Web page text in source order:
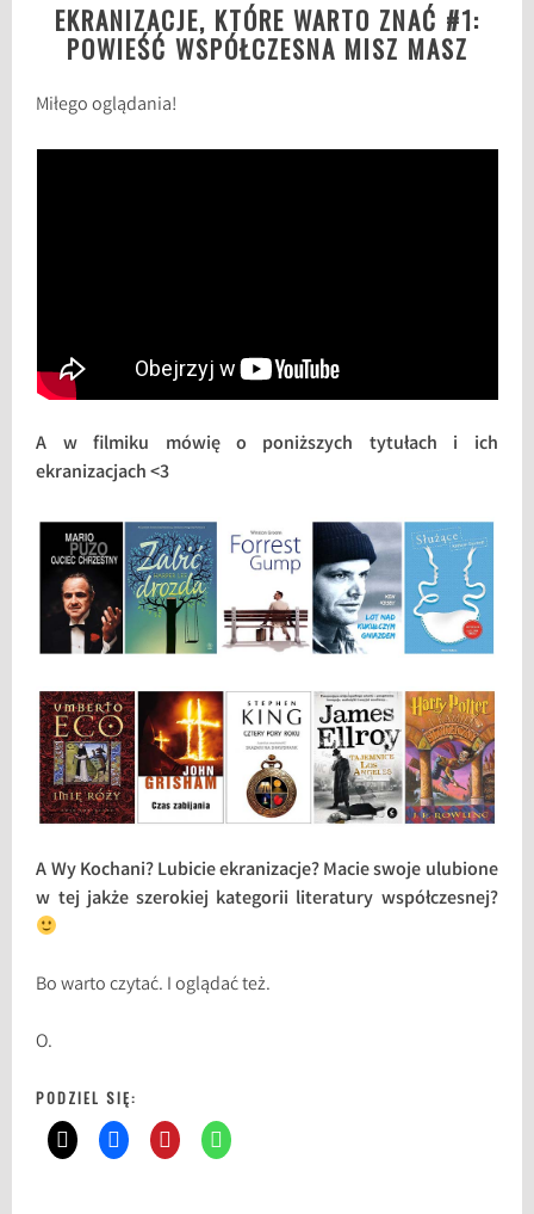
EKRANIZACJE, KTÓRE WARTO ZNAĆ #1:
POWIEŚĆ WSPÓŁCZESNA MISZ MASZ
Miłego oglądania!
A w filmiku mówię o poniższych tytułach i ich
ekranizacjach <3
A Wy Kochani? Lubicie ekranizacje? Macie swoje ulubione
w tej jakże szerokiej kategorii literatury współczesnej?
Bo warto czytać. I oglądać też.
O.
PODZIEL SIĘ: